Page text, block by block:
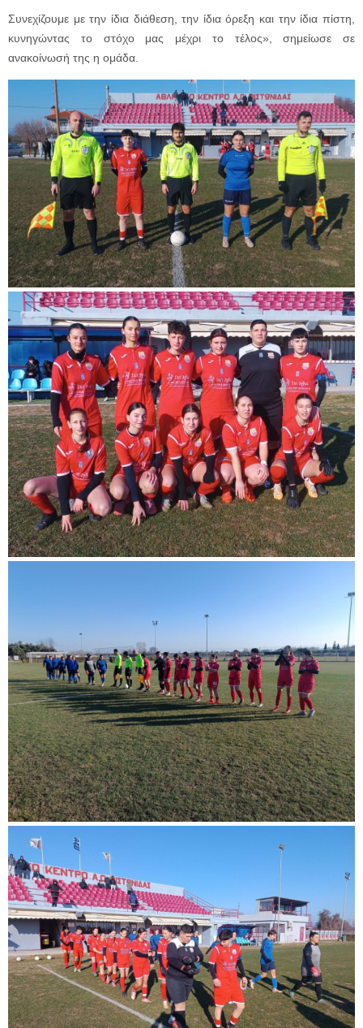
Συνεχίζουμε με την ίδια διάθεση, την ίδια όρεξη και την ίδια πίστη,
κυνηγώντας το στόχο μας μέχρι το τέλος», σημείωσε σε
ανακοίνωσή της η ομάδα.